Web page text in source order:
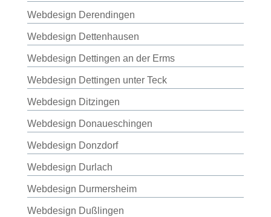
Webdesign Derendingen
Webdesign Dettenhausen
Webdesign Dettingen an der Erms
Webdesign Dettingen unter Teck
Webdesign Ditzingen
Webdesign Donaueschingen
Webdesign Donzdorf
Webdesign Durlach
Webdesign Durmersheim
Webdesign Dußlingen